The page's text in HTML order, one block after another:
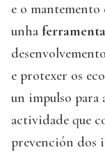
e o mantemento
unha
e protexer os
un impulso para
actividade que
prevención dos